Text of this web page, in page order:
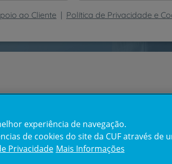
ao Cliente | Política de Privacidade e
experiência de navegação.
de cookies do site da CUF através de
Privacidade Mais Informações